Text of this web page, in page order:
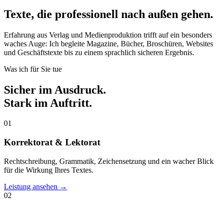
Texte, die professionell nach außen gehen.
Erfahrung aus Verlag und Medienproduktion trifft auf ein besonders
waches Auge: Ich begleite Magazine, Bücher, Broschüren, Websites
und Geschäftstexte bis zu einem sprachlich sicheren Ergebnis.
Was ich für Sie tue
Sicher im Ausdruck.
Stark im Auftritt.
01
Korrektorat & Lektorat
Rechtschreibung, Grammatik, Zeichensetzung und ein wacher Blick
für die Wirkung Ihres Textes.
Leistung ansehen →
02